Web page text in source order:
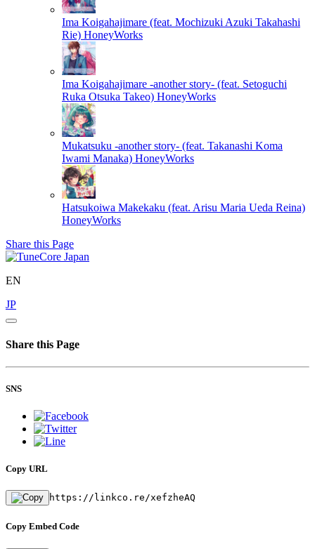
Ima Koigahajimare (feat. Mochizuki Azuki Takahashi
Rie) HoneyWorks
Ima Koigahajimare -another story- (feat. Setoguchi
Ruka Otsuka Takeo) HoneyWorks
Mukatsuku -another story- (feat. Takanashi Koma
Iwami Manaka) HoneyWorks
Hatsukoiwa Makekaku (feat. Arisu Maria Ueda Reina)
HoneyWorks
Share this Page
EN
JP
Share this Page
SNS
Copy URL
https://linkco.re/xefzheAQ
Copy Embed Code